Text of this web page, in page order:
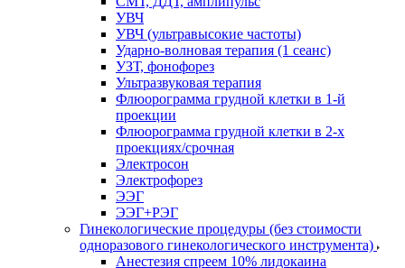
УВЧ
УВЧ (ультравысокие частоты)
Ударно-волновая терапия (1 сеанс)
УЗТ, фонофорез
Ультразвуковая терапия
Флюорограмма грудной клетки в 1-й
проекции
Флюорограмма грудной клетки в 2-х
проекциях/срочная
Электросон
Электрофорез
ЭЭГ
ЭЭГ+РЭГ
Гинекологические процедуры (без стоимости
одноразового гинекологического инструмента)
Анестезия спреем 10% лидокаина